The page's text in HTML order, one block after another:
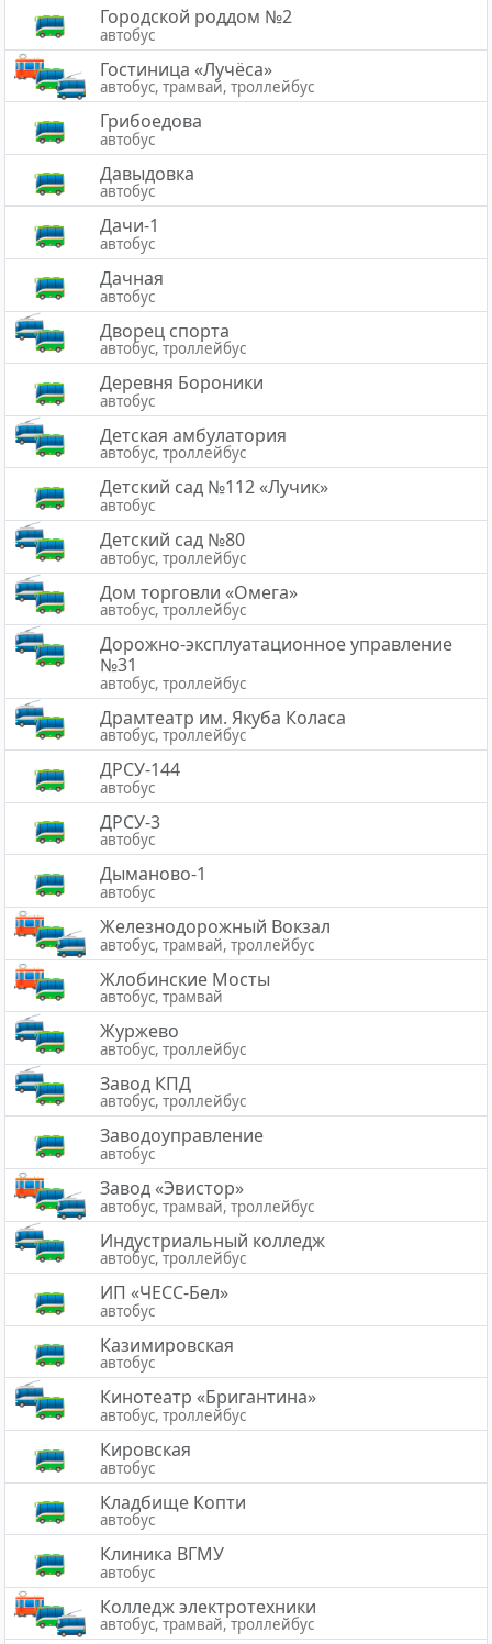
Городской роддом №2
автобус
Гостиница «Лучёса»
автобус, трамвай, троллейбус
Грибоедова
автобус
Давыдовка
автобус
Дачи-1
автобус
Дачная
автобус
Дворец спорта
автобус, троллейбус
Деревня Бороники
автобус
Детская амбулатория
автобус, троллейбус
Детский сад №112 «Лучик»
автобус
Детский сад №80
автобус, троллейбус
Дом торговли «Омега»
автобус, троллейбус
Дорожно-эксплуатационное управление
№31
автобус, троллейбус
Драмтеатр им. Якуба Коласа
автобус, троллейбус
ДРСУ-144
автобус
ДРСУ-3
автобус
Дыманово-1
автобус
Железнодорожный Вокзал
автобус, трамвай, троллейбус
Жлобинские Мосты
автобус, трамвай
Журжево
автобус, троллейбус
Завод КПД
автобус, троллейбус
Заводоуправление
автобус
Завод «Эвистор»
автобус, трамвай, троллейбус
Индустриальный колледж
автобус, троллейбус
ИП «ЧЕСС-Бел»
автобус
Казимировская
автобус
Кинотеатр «Бригантина»
автобус, троллейбус
Кировская
автобус
Кладбище Копти
автобус
Клиника ВГМУ
автобус
Колледж электротехники
автобус, трамвай, троллейбус